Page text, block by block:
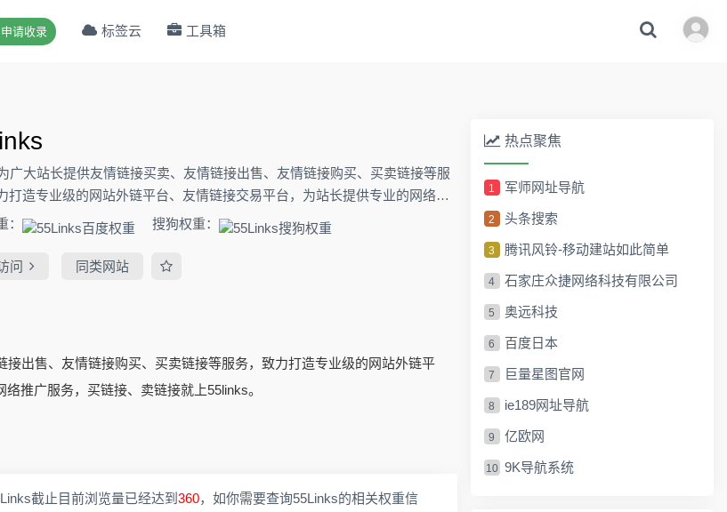
申请收录 标签云 工具箱
广大站长提供友情链接买卖、友情链接出售、友情链接购买、买卖链接等服
打造专业级的网站外链平台、友情链接交易平台，为站长提供专业的网络推
买链接、卖链接就上55links。
： 搜狗权重：
问 同类网站
出售、友情链接购买、买卖链接等服务，致力打造专业级的网站外链平
推广服务，买链接、卖链接就上55links。
截止目前浏览量已经达到 360，如你需要查询55Links的相关权重信
热点聚焦
1 军师网址导航
2 头条搜索
3 腾讯风铃-移动建站如此简单
4 石家庄众捷网络科技有限公司
5 奥远科技
6 百度日本
7 巨量星图官网
8 ie189网址导航
9 亿欧网
10 9K导航系统